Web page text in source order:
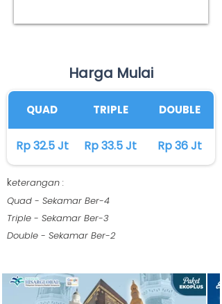
Harga Mulai
QUAD TRIPLE DOUBLE
Rp 32.5 Jt Rp 33.5 Jt Rp 36 Jt
keterangan :
Quad - Sekamar Ber-4
Triple - Sekamar Ber-3
Double - Sekamar Ber-2